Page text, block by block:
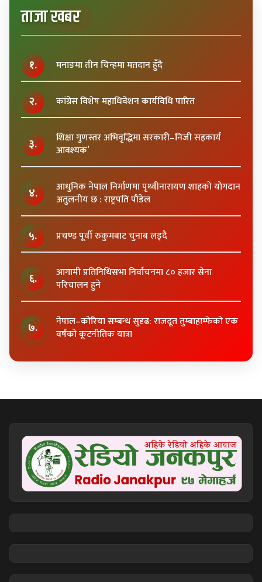
ताजा खबर
१. मनाङमा तीन चिन्हमा मतदान हुँदै
२. कांग्रेस विशेष महाधिवेशन कार्यविधि पारित
३.
शिक्षा गुणस्तर अभिवृद्धिमा सरकारी–निजी सहकार्य
आवश्यक’
४.
आधुनिक नेपाल निर्माणमा पृथ्वीनारायण शाहकाे याेगदान
अतुलनीय छ : राष्ट्रपति पाैडेल
५. प्रचण्ड पूर्वी रुकुमबाट चुनाब लड्दै
६.
आगामी प्रतिनिधिसभा निर्वाचनमा ८० हजार सेना
परिचालन हुने
७.
नेपाल–कोरिया सम्बन्ध सुदृढ: राजदूत तुम्बाहाम्फेको एक
वर्षको कूटनीतिक यात्रा